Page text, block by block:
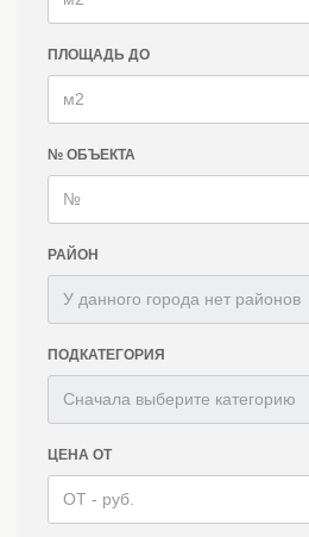
ПЛОЩАДЬ ДО
№ ОБЪЕКТА
РАЙОН
ПОДКАТЕГОРИЯ
ЦЕНА ОТ